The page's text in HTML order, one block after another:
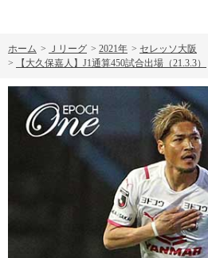
ホーム > Ｊリーグ > 2021年 > セレッソ大阪
>
【大久保嘉人】J1通算450試合出場（21.3.3）